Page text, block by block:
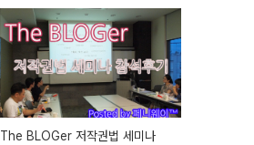
The BLOGer 저작권법 세미나